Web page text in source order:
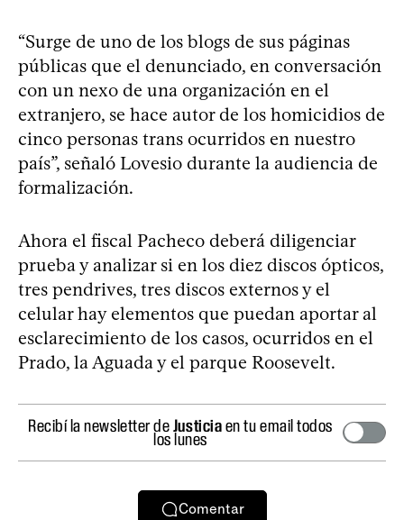
“Surge de uno de los blogs de sus páginas
públicas que el denunciado, en conversación
con un nexo de una organización en el
extranjero, se hace autor de los homicidios de
cinco personas trans ocurridos en nuestro
país”, señaló Lovesio durante la audiencia de
formalización.
Ahora el fiscal Pacheco deberá diligenciar
prueba y analizar si en los diez discos ópticos,
tres pendrives, tres discos externos y el
celular hay elementos que puedan aportar al
esclarecimiento de los casos, ocurridos en el
Prado, la Aguada y el parque Roosevelt.
Recibí la newsletter deJusticiaen tu email todos
los lunes
Comentar